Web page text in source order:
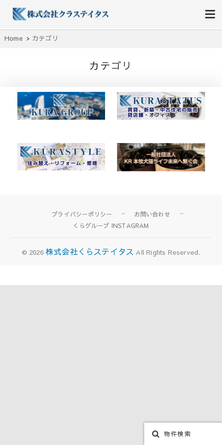
株式会社クラステイタス
地域のコミュニティーを大切にする企業
Home カテゴリ
カテゴリ
物件検索
プライバシーポリシー
お問い合わせ
くらグループ INSTAGRAM
© 2026 株式会社くらステイタス All Rights Reserved.